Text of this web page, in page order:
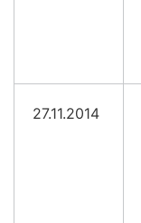
27.11.2014